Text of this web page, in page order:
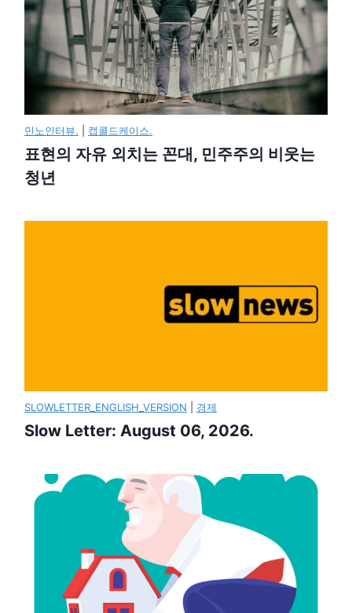
민노인터뷰. 캡콜드케이스.
표현의 자유 외치는 꼰대, 민주주의 비웃는
청년
SLOWLETTER_ENGLISH_VERSION 경제
Slow Letter: August 06, 2026.